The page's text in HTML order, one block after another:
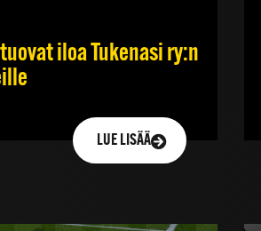
iloa Tukenasi ry:n
LUE LISÄÄ